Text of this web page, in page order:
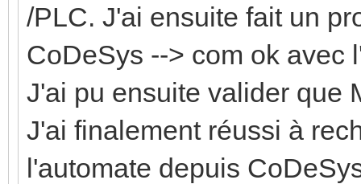
/PLC. J'ai ensuite fait un
CoDeSys --> com ok avec
J'ai pu ensuite valider
J'ai finalement réussi à
l'automate depuis